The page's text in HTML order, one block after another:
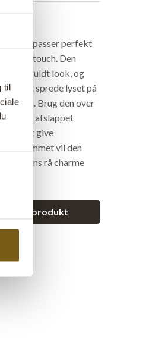
til
der passer perfekt
touch. Den
stilfuldt look, og
for at sprede lyset på
Brug den over
cool og afslappet
for at give
I hjemmet vil den
dens rå charme
dette produkt